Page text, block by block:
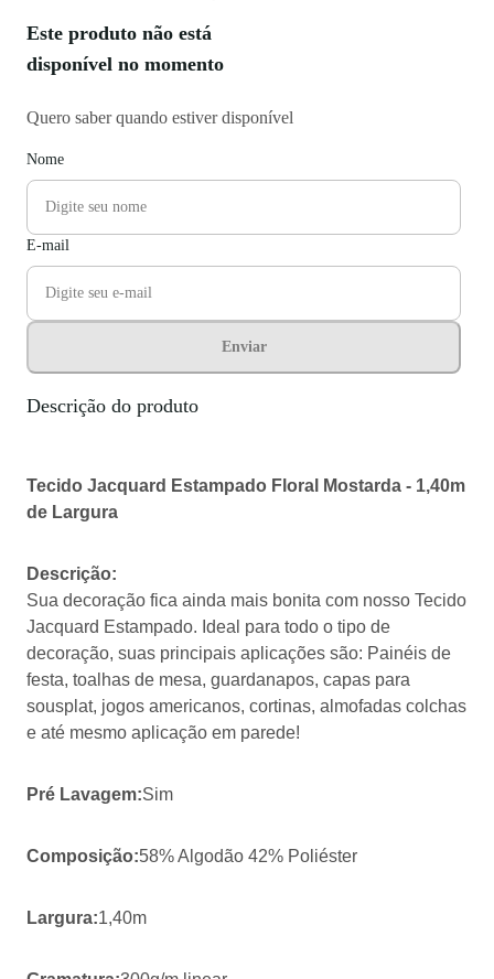
Este produto não está
disponível no momento
Quero saber quando estiver disponível
Nome
E-mail
Enviar
Descrição do produto
Tecido Jacquard Estampado Floral Mostarda - 1,40m
de Largura
Descrição:
Sua decoração fica ainda mais bonita com nosso Tecido
Jacquard Estampado. Ideal para todo o tipo de
decoração, suas principais aplicações são: Painéis de
festa, toalhas de mesa, guardanapos, capas para
sousplat, jogos americanos, cortinas, almofadas colchas
e até mesmo aplicação em parede!
Pré Lavagem:Sim
Composição:58% Algodão 42% Poliéster
Largura:1,40m